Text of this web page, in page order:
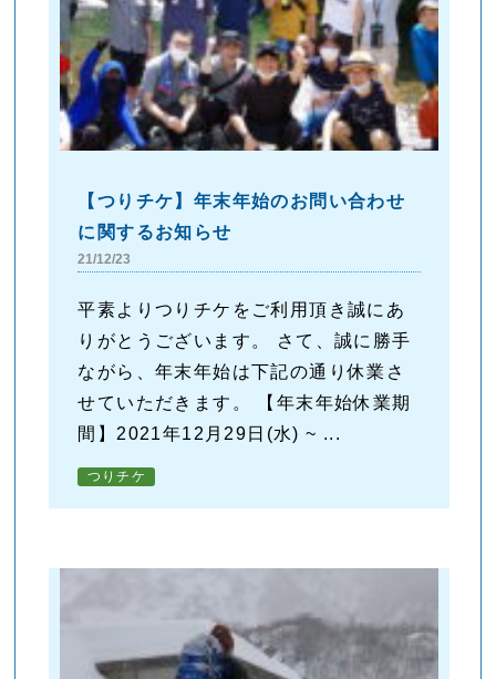
【つりチケ】年末年始のお問い合わせ
に関するお知らせ
21/12/23
平素よりつりチケをご利用頂き誠にあ
りがとうございます。 さて、誠に勝手
ながら、年末年始は下記の通り休業さ
せていただきます。 【年末年始休業期
間】2021年12月29日(水) ~ ...
つりチケ